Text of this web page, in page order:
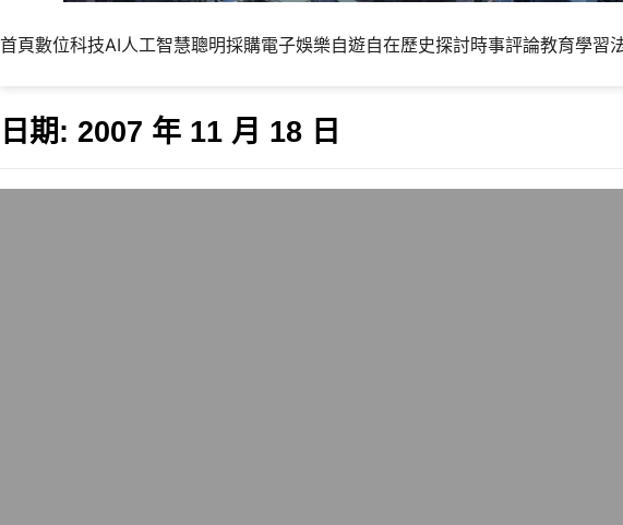
首頁數位科技AI人工智慧聰明採購電子娛樂自遊自在歷史探討時事評論教育學習
日期: 2007 年 11 月 18 日